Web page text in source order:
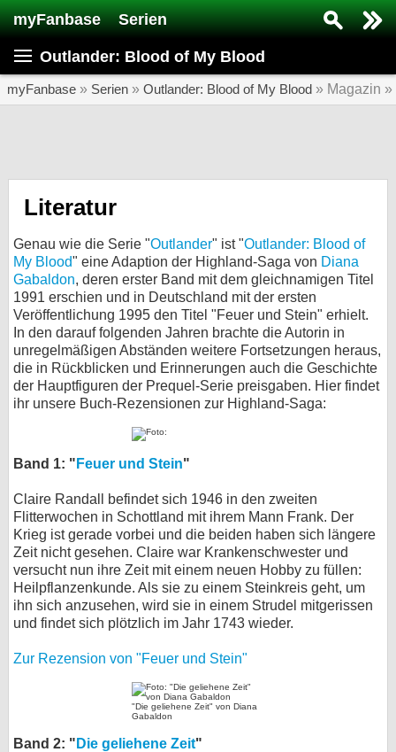
myFanbase Serien
Outlander: Blood of My Blood
myFanbase » Serien » Outlander: Blood of My Blood » Magazin »
Literatur
Genau wie die Serie "Outlander" ist "Outlander: Blood of
My Blood" eine Adaption der Highland-Saga von Diana
Gabaldon, deren erster Band mit dem gleichnamigen Titel
1991 erschien und in Deutschland mit der ersten
Veröffentlichung 1995 den Titel "Feuer und Stein" erhielt.
In den darauf folgenden Jahren brachte die Autorin in
unregelmäßigen Abständen weitere Fortsetzungen heraus,
die in Rückblicken und Erinnerungen auch die Geschichte
der Hauptfiguren der Prequel-Serie preisgaben. Hier findet
ihr unsere Buch-Rezensionen zur Highland-Saga:
Band 1: " Feuer und Stein"
Claire Randall befindet sich 1946 in den zweiten
Flitterwochen in Schottland mit ihrem Mann Frank. Der
Krieg ist gerade vorbei und die beiden haben sich längere
Zeit nicht gesehen. Claire war Krankenschwester und
versucht nun ihre Zeit mit einem neuen Hobby zu füllen:
Heilpflanzenkunde. Als sie zu einem Steinkreis geht, um
ihn sich anzusehen, wird sie in einem Strudel mitgerissen
und findet sich plötzlich im Jahr 1743 wieder.
Zur Rezension von "Feuer und Stein"
"Die geliehene Zeit" von Diana
Gabaldon
Band 2: " Die geliehene Zeit"
Serie suchen...
Home
SERIEN
KULTUR
Specials
SERVICE
Gewinnspiele
Forum
bei Facebook
Kontakt
Nutzungsbedingungen
Datenschutz
Cookie-Einstellungen
Desktop-Ansicht